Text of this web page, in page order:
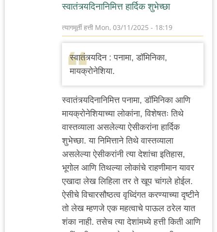
स्वातंत्र्यदिनानिमित्त हार्दिक शुभेच्छा
त्यागमूर्ती हत्ती Mon, 03/11/2025 - 18:19
स्वातंत्र्यदिन : पनामा, डॉमिनिका,
मायक्रोनेशिया.
स्वातंत्र्यदिनानिमित्त पनामा, डॉमिनिका आणि
मायक्रोनेशियाच्या लोकांना, विशेषतः तिथे
वास्तव्याला असलेल्या ऐसीकरांना हार्दिक
शुभेच्छा. या निमित्ताने तिथे वास्तव्याला
असलेल्या ऐसीकरांनी त्या देशांचा इतिहास,
भूगोल आणि तिथल्या लोकांचे राहणीमान यावर
एखादा लेख लिहिला तर ते खूप चांगले होईल.
ऐसीचे विचारसौष्ठत्व वृध्दिंगत करण्याच्या दृष्टीने
तो लेख म्हणजे एक महत्वाचे पाऊल ठरेल यात
शंका नाही. तसेच त्या देशांमध्ये हत्ती किती आणि